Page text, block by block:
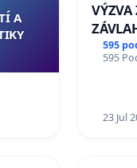
A
VÝZVA
a
595
595
23 Jul